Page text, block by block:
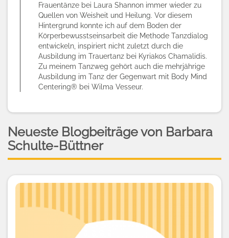
Frauentänze bei Laura Shannon immer wieder zu
Quellen von Weisheit und Heilung. Vor diesem
Hintergrund konnte ich auf dem Boden der
Körperbewusstseinsarbeit die Methode Tanzdialog
entwickeln, inspiriert nicht zuletzt durch die
Ausbildung im Trauertanz bei Kyriakos Chamalidis.
Zu meinem Tanzweg gehört auch die mehrjährige
Ausbildung im Tanz der Gegenwart mit Body Mind
Centering® bei Wilma Vesseur.
Neueste Blogbeiträge von Barbara
Schulte-Büttner